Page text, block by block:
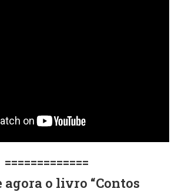
=============
agora o livro “Contos